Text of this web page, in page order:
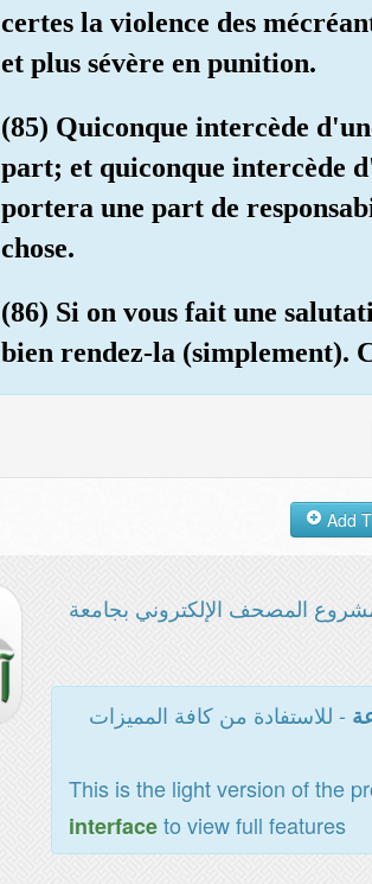
certes la violence des
et plus sévère en punition.
(85) Quiconque intercède
part; et quiconque intercède
portera une part de
chose.
(86) Si on vous fait une
bien rendez-la (simplement).
المصحف الإلكتروني بجامعة
- للاستفادة من كافة المميزات
This is the light version of the
interfaceto view full features